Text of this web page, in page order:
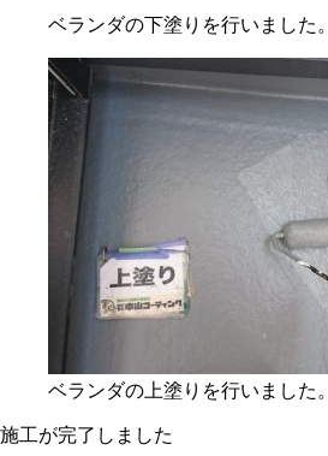
ベランダの下塗りを行いました。
ベランダの上塗りを行いました。
施工が完了しました